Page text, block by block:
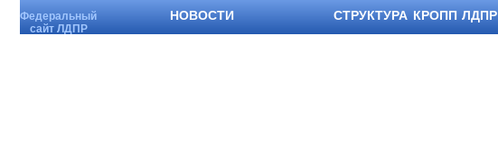
Федеральный
сайт ЛДПР
НОВОСТИ СТРУКТУРА КРОПП ЛДПР